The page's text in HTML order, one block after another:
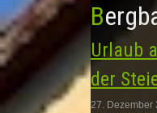
Urlaub
der
27. Dezember